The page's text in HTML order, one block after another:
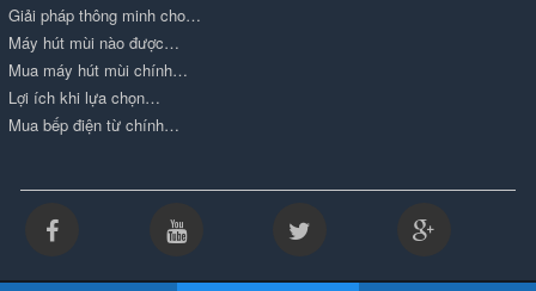
Giải pháp thông minh cho…
Máy hút mùi nào được…
Mua máy hút mùi chính…
Lợi ích khi lựa chọn…
Mua bếp điện từ chính…